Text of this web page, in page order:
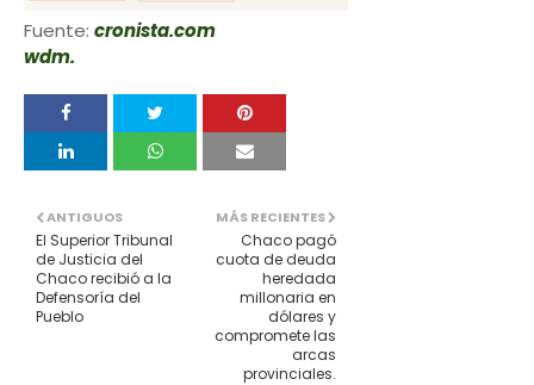
Fuente: cronista.com
wdm.
MÁS RECIENTES
Chaco pagó
cuota de deuda
heredada
millonaria en
dólares y
compromete las
arcas
provinciales.
ANTIGUOS
El Superior Tribunal
de Justicia del
Chaco recibió a la
Defensoría del
Pueblo